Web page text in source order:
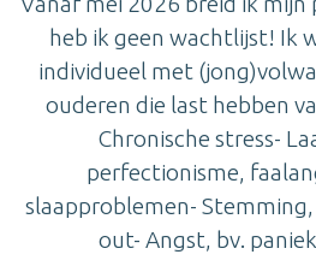
heb ik geen wachtlijst! Ik
individueel met
ouderen die last hebben
Chronische stress-
perfectionisme,
slaapproblemen- Stemming,
out- Angst, bv.